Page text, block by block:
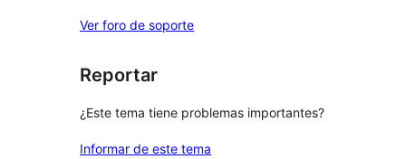
Ver foro de soporte
Reportar
¿Este tema tiene problemas importantes?
Informar de este tema